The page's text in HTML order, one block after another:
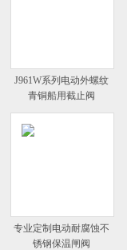
J961W系列电动外螺纹
青铜船用截止阀
专业定制电动耐腐蚀不
锈钢保温闸阀